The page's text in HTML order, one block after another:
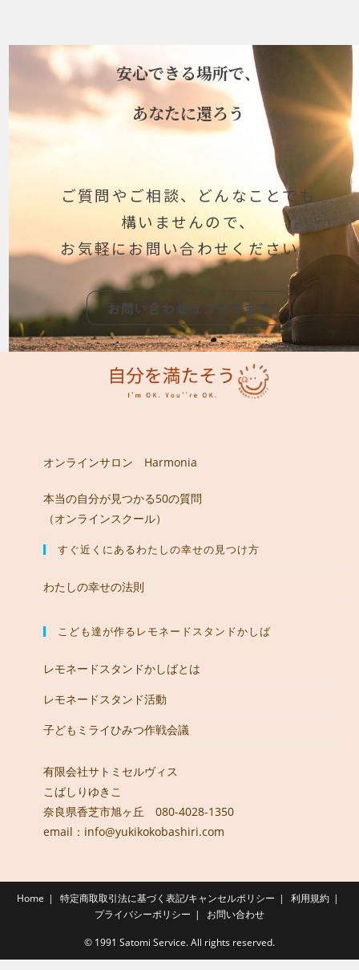
安心できる場所で、
あなたに還ろう
ご質問やご相談、どんなことでも
構いませんので、
お気軽にお問い合わせください。
お問い合わせはコチラまで
オンラインサロン Harmonia
本当の自分が見つかる50の質問
（オンラインスクール）
すぐ近くにあるわたしの幸せの見つけ方
わたしの幸せの法則
こども達が作るレモネードスタンドかしば
レモネードスタンドかしばとは
レモネードスタンド活動
子どもミライひみつ作戦会議
有限会社サトミセルヴィス
こばしりゆきこ
奈良県香芝市旭ヶ丘 080-4028-1350
email：info@yukikokobashiri.com
Home 特定商取取引法に基づく表記/キャンセルポリシー
利用規約
プライバシーポリシー
お問い合わせ
© 1991 Satomi Service. All rights reserved.